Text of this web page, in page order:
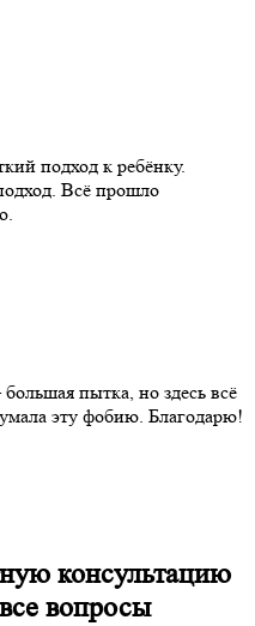
подход к ребёнку.
Всё прошло
пытка, но здесь всё
эту фобию. Благодарю!
консультацию
вопросы